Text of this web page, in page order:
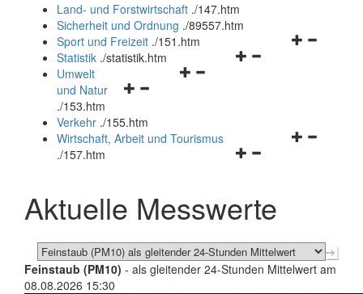
und
schließen
Land- und Forstwirtschaft ./147.htm
Sicherheit und Ordnung ./89557.htm
Navigationsmenü
Sport und Freizeit ./151.htm
Navigationsmenü
Statistik ./statistik.htm
Navigationsmenü
und
schließen
Umwelt
und Natur
./153.htm
Verkehr ./155.htm
Navigationsmenü
schließen
Wirtschaft, Arbeit und Tourismus
./157.htm
Aktuelle Messwerte
Feinstaub (PM10) - als gleitender 24-Stunden Mittelwert am
08.08.2026 15:30